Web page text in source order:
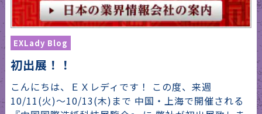
EXLady Blog
初出展！！
こんにちは、ＥＸレディです！ この度、来週
10/11(火)～10/13(木)まで 中国・上海で開催される